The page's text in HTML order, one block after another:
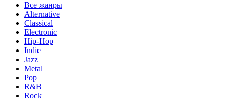
Все жанры
Alternative
Classical
Electronic
Hip-Hop
Indie
Jazz
Metal
Pop
R&B
Rock